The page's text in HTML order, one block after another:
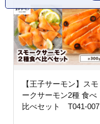
【王子サーモン】スモ
ークサーモン2種 食べ
比べセット T041-007